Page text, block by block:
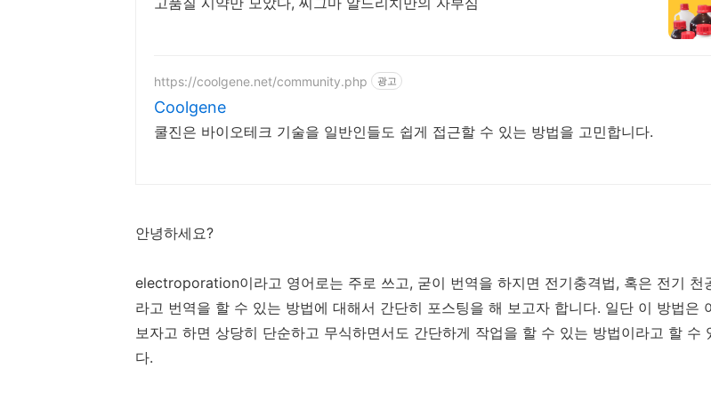
https://coolgene.net/community.php 광고
Coolgene
쿨진은 바이오테크 기술을 일반인들도 쉽게 접근할 수 있는 방법을 고민합니다.
안녕하세요?
electroporation이라고 영어로는 주로 쓰고, 굳이 번역을 하지면 전기충격법, 혹은 전기 천
라고 번역을 할 수 있는 방법에 대해서 간단히 포스팅을 해 보고자 합니다. 일단 이 방법은
보자고 하면 상당히 단순하고 무식하면서도 간단하게 작업을 할 수 있는 방법이라고 할 수
다.